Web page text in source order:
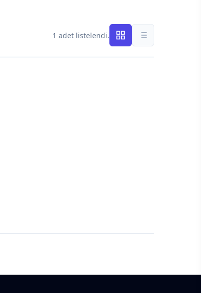
1 adet listelendi.